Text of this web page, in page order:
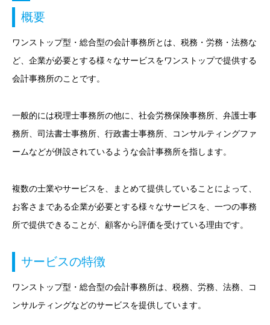
概要
ワンストップ型・総合型の会計事務所とは、税務・労務・法務な
ど、企業が必要とする様々なサービスをワンストップで提供する
会計事務所のことです。
一般的には税理士事務所の他に、社会労務保険事務所、弁護士事
務所、司法書士事務所、行政書士事務所、コンサルティングファ
ームなどが併設されているような会計事務所を指します。
複数の士業やサービスを、まとめて提供していることによって、
お客さまである企業が必要とする様々なサービスを、一つの事務
所で提供できることが、顧客から評価を受けている理由です。
サービスの特徴
ワンストップ型・総合型の会計事務所は、税務、労務、法務、コ
ンサルティングなどのサービスを提供しています。